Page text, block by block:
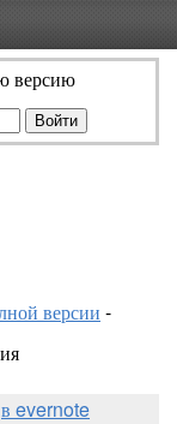
версию
версии -
в evernote